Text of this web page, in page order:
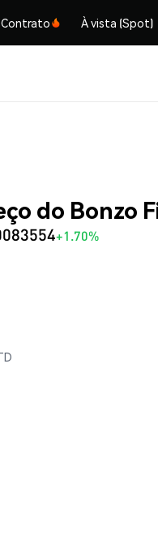
Contrato À vista (Spot)
do Bonzo
+1.70%